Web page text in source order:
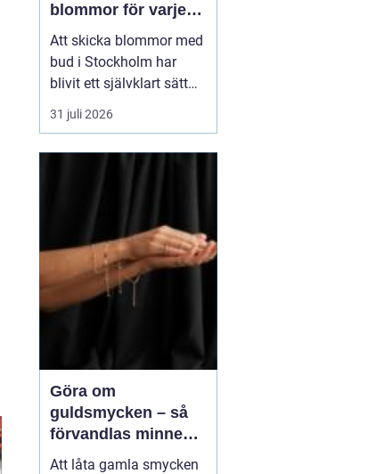
blommor för varje
tillfälle
Att skicka blommor med
bud i Stockholm har
blivit ett självklart sätt
att visa omtanke, fira
stora händelser eller
svårt att formulera i ord.
sekunder, oavsett om
mottagaren befinner sig
på konto...
31 juli 2026
Göra om
guldsmycken – så
förvandlas minnen
till nya favoriter
Att låta gamla smycken